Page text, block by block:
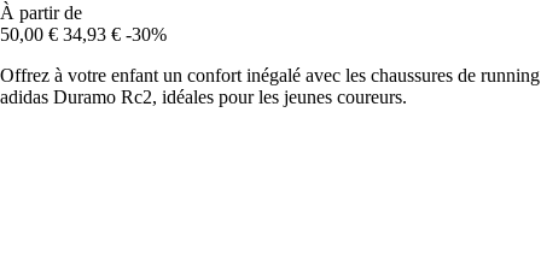
À partir de
50,00 € 34,93 € -30%
Offrez à votre enfant un confort inégalé avec les chaussures de running
adidas Duramo Rc2, idéales pour les jeunes coureurs.